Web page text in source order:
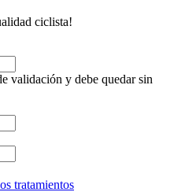
ciclista!
validación y debe quedar sin
tratamientos